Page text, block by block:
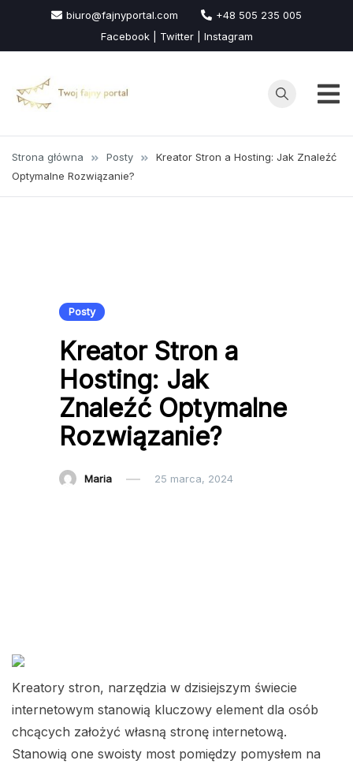
treści
biuro@fajnyportal.com
+48 505 235 005
Facebook | Twitter | Instagram
Strona główna Posty
Kreator Stron a Hosting: Jak Znaleźć
Optymalne Rozwiązanie?
Posty
Kreator Stron a
Hosting: Jak
Znaleźć Optymalne
Rozwiązanie?
Maria 25 marca, 2024
Kreatory stron, narzędzia w dzisiejszym świecie
internetowym stanowią kluczowy element dla osób
chcących założyć własną stronę internetową.
Stanowią one swoisty most pomiędzy pomysłem na